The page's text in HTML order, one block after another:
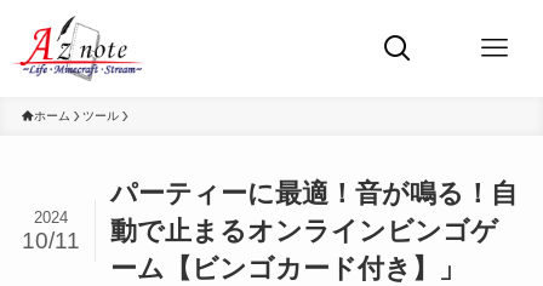
ホーム ツール
パーティーに最適！音が鳴る！自
動で止まるオンラインビンゴゲ
ーム【ビンゴカード付き】」
2024
10/11